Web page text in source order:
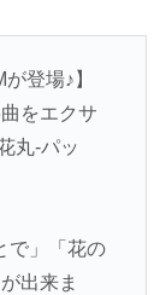
登場♪】
をエクサ
丸-パッ
で」「花の
出来ま